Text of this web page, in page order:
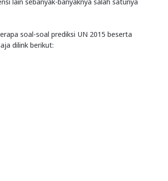
soal-soal prediksi UN 2015 beserta
dilink berikut: